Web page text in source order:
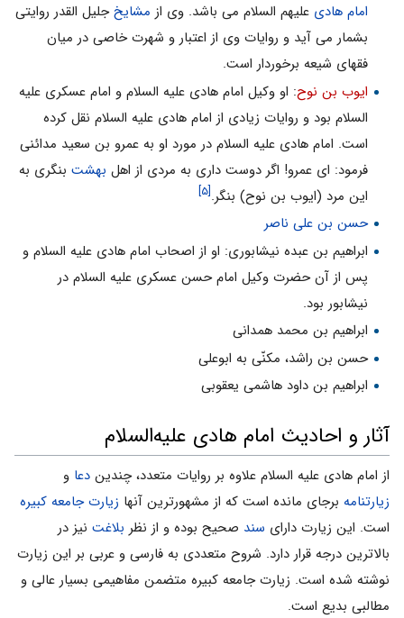
امام هادی علیهم السلام می باشد. وی از مشایخجلیل القدر روایتی
بشمار می آید و روایات وی از اعتبار و شهرت خاصی در میان
فقهای شیعه برخوردار است.
ایوب بن نوح: او وکیل امام هادی علیه السلام و امام عسکری علیه
السلام بود و روایات زیادی از امام هادی علیه السلام نقل کرده
است. امام هادی علیه السلام در مورد او به عمرو بن سعید مدائنی
فرمود: ای عمرو! اگر دوست داری به مردی از اهل بهشتبنگری به
این مرد (ایوب بن نوح) بنگر.[۵]
حسن بن علی ناصر
ابراهیم بن عبده نیشابورى: او از اصحاب امام هادى علیه السلام و
پس از آن حضرت وکیل امام حسن عسکری علیه السلام در
نیشابور بود.
ابراهیم بن محمد همدانى
حسن بن راشد، مکنّی به ابوعلی
ابراهیم بن داود هاشمى یعقوبی
آثار و احادیث امام هادی علیه‌السلام
از امام هادی علیه السلام علاوه بر روایات متعدد، چندین دعا و
زیارتنامه برجای مانده است که از مشهورترین آنها زیارت جامعه کبیره
است. این زیارت دارای سند صحیح بوده و از نظر بلاغت نیز در
بالاترین درجه قرار دارد. شروح متعددی به فارسی و عربی بر این زیارت
نوشته شده است. زیارت جامعه کبیره متضمن مفاهیمی بسیار عالی و
مطالبی بدیع است.